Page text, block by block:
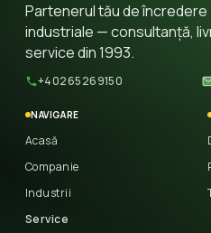
Partenerul tău de
industriale — consultanță,
service din 1993.
+40265269150
NAVIGARE
Acasă
Companie
Industrii
Service